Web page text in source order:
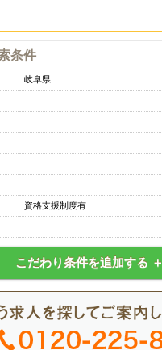
条件
岐阜県
資格支援制度有
こだわり条件を追加する ＋